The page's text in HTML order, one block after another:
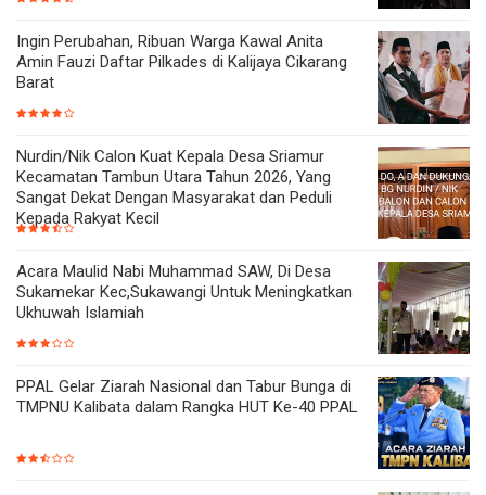
Ingin Perubahan, Ribuan Warga Kawal Anita
Amin Fauzi Daftar Pilkades di Kalijaya Cikarang
Barat
Nurdin/Nik Calon Kuat Kepala Desa Sriamur
Kecamatan Tambun Utara Tahun 2026, Yang
Sangat Dekat Dengan Masyarakat dan Peduli
Kepada Rakyat Kecil
Acara Maulid Nabi Muhammad SAW, Di Desa
Sukamekar Kec,Sukawangi Untuk Meningkatkan
Ukhuwah Islamiah
PPAL Gelar Ziarah Nasional dan Tabur Bunga di
TMPNU Kalibata dalam Rangka HUT Ke-40 PPAL